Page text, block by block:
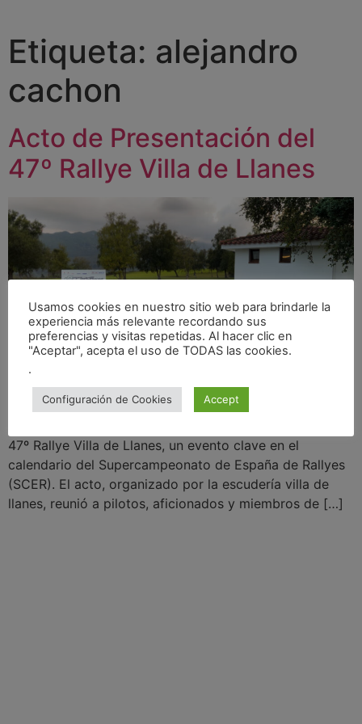
Etiqueta: alejandro
cachon
Acto de Presentación del
47º Rallye Villa de Llanes
Tras probar el SUBARU IMPREZA STI en test previo al
47º Rallye Villa de Llanes, un evento clave en el
calendario del Supercampeonato de España de Rallyes
(SCER). El acto, organizado por la escudería villa de
llanes, reunió a pilotos, aficionados y miembros de […]
Usamos cookies en nuestro sitio web para brindarle la
experiencia más relevante recordando sus
preferencias y visitas repetidas. Al hacer clic en
"Aceptar", acepta el uso de TODAS las cookies.
.
Configuración de Cookies Accept